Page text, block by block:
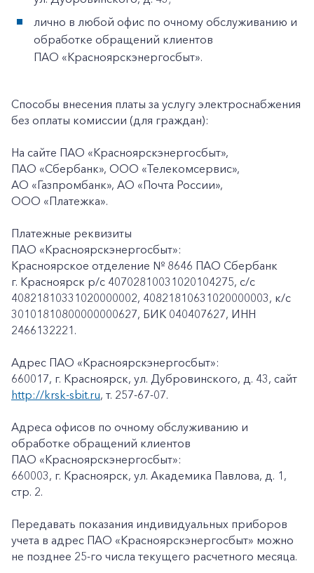
лично в любой офис по очному обслуживанию и
обработке обращений клиентов
ПАО «Красноярскэнергосбыт».
Способы внесения платы за услугу электроснабжения
без оплаты комиссии (для граждан):
На сайте ПАО «Красноярскэнергосбыт»,
ПАО «Сбербанк», ООО «Телекомсервис»,
АО «Газпромбанк», АО «Почта России»,
ООО «Платежка».
Платежные реквизиты
ПАО «Красноярскэнергосбыт»:
Красноярское отделение № 8646 ПАО Сбербанк
г. Красноярск p/c 40702810031020104275, с/с
40821810331020000002, 40821810631020000003, к/c
30101810800000000627, БИК 040407627, ИНН
2466132221.
Адрес ПАО «Красноярскэнергосбыт»:
660017, г. Красноярск, ул. Дубровинского, д. 43, сайт
http://krsk-sbit.ru, т. 257-67-07.
Адреса офисов по очному обслуживанию и
обработке обращений клиентов
ПАО «Красноярскэнергосбыт»:
660003, г. Красноярск, ул. Академика Павлова, д. 1,
стр. 2.
Передавать показания индивидуальных приборов
учета в адрес ПАО «Красноярскэнергосбыт» можно
не позднее 25-го числа текущего расчетного месяца.